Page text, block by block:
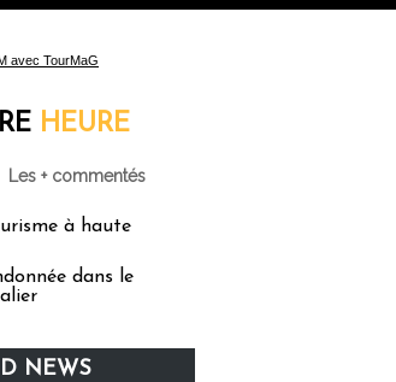
inachevé totalement
HEURE
Les + commentés
à haute
dans le
NEWS